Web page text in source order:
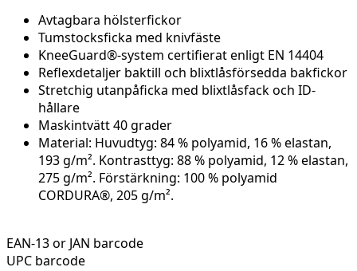
Avtagbara hölsterfickor
Tumstocksficka med knivfäste
KneeGuard®-system certifierat enligt EN 14404
Reflexdetaljer baktill och blixtlåsförsedda bakfickor
Stretchig utanpåficka med blixtlåsfack och ID-
hållare
Maskintvätt 40 grader
Material: Huvudtyg: 84 % polyamid, 16 % elastan,
193 g/m². Kontrasttyg: 88 % polyamid, 12 % elastan,
275 g/m². Förstärkning: 100 % polyamid
CORDURA®, 205 g/m².
EAN-13 or JAN barcode
UPC barcode